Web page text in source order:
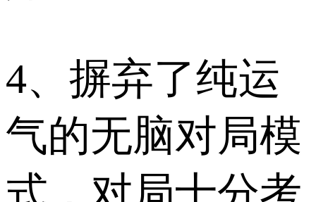
4、摒弃了纯运
气的无脑对局模